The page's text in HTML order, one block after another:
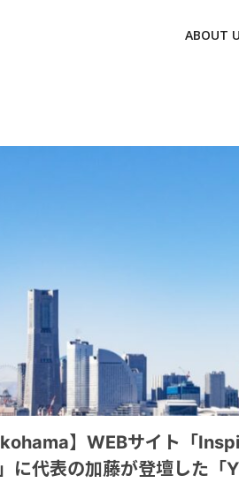
ABOUT
】WEBサイト「
に代表の加藤が登壇した